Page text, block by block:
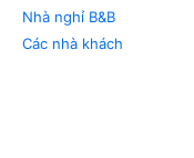
Nhà nghỉ B&B
Các nhà khách